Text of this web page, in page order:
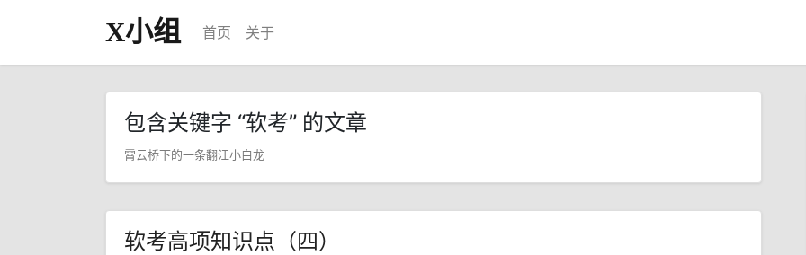
X小组 首页 关于
包含关键字 “软考” 的文章
霄云桥下的一条翻江小白龙
软考高项知识点（四）